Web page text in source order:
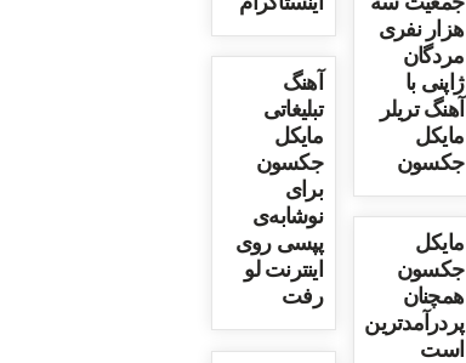
هزار نفری
مردگان
ژاپنی با
آهنگ تریلر
مایکل
جکسون
آهنگ
تبلیغاتی
مایکل
جکسون
برای
نوشابه‌ی
پپسی روی
اینترنت لو
رفت
مایکل
جکسون
همچنان
پردرآمدترین
است